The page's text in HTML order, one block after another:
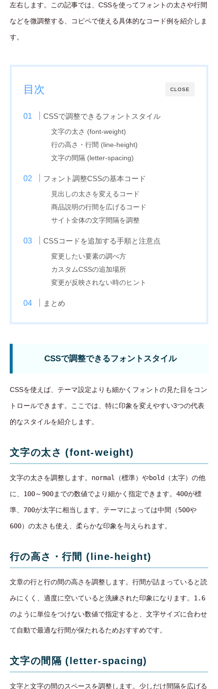
左右します。この記事では、CSSを使ってフォントの太さや行間
などを微調整する、コピペで使える具体的なコード例を紹介しま
す。
CLOSE
目次
CSSで調整できるフォントスタイル
文字の太さ (font-weight)
行の高さ・行間 (line-height)
文字の間隔 (letter-spacing)
フォント調整CSSの基本コード
見出しの太さを変えるコード
商品説明の行間を広げるコード
サイト全体の文字間隔を調整
CSSコードを追加する手順と注意点
変更したい要素の調べ方
カスタムCSSの追加場所
変更が反映されない時のヒント
まとめ
CSSで調整できるフォントスタイル
CSSを使えば、テーマ設定よりも細かくフォントの見た目をコン
トロールできます。ここでは、特に印象を変えやすい3つの代表
的なスタイルを紹介します。
文字の太さ (font-weight)
文字の太さを調整します。 normal （標準）やbold （太字）の他
に、 100～ 900までの数値でより細かく指定できます。 400が標
準、 700が太字に相当します。テーマによっては中間（500や
600）の太さも使え、柔らかな印象を与えられます。
行の高さ・行間 (line-height)
文章の行と行の間の高さを調整します。行間が詰まっていると読
みにくく、適度に空いていると洗練された印象になります。 1.6
のように単位をつけない数値で指定すると、文字サイズに合わせ
て自動で最適な行間が保たれるためおすすめです。
文字の間隔 (letter-spacing)
文字と文字の間のスペースを調整します。少しだけ間隔を広げる